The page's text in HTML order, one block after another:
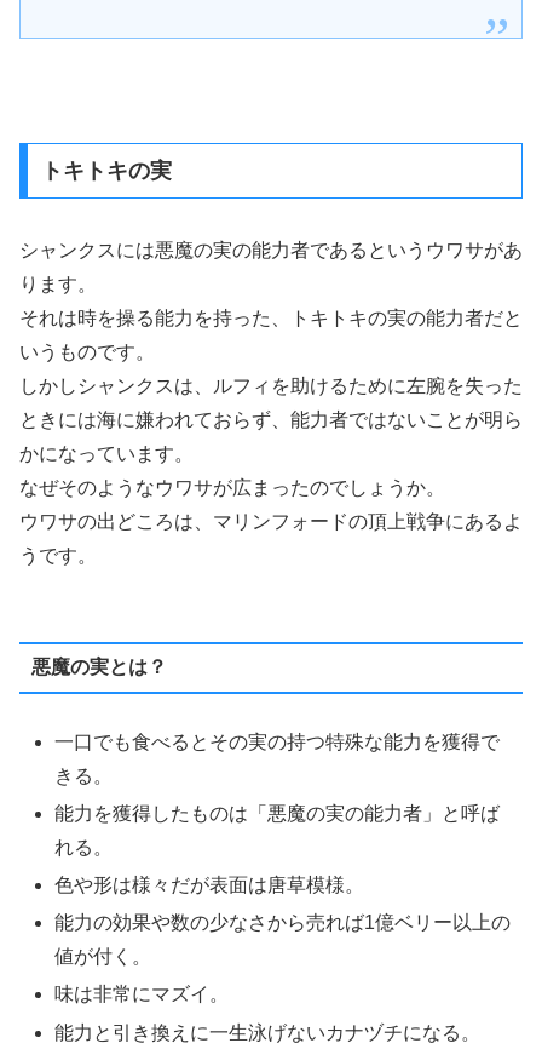
トキトキの実
シャンクスには悪魔の実の能力者であるというウワサがあ
ります。
それは時を操る能力を持った、トキトキの実の能力者だと
いうものです。
しかしシャンクスは、ルフィを助けるために左腕を失った
ときには海に嫌われておらず、能力者ではないことが明ら
かになっています。
なぜそのようなウワサが広まったのでしょうか。
ウワサの出どころは、マリンフォードの頂上戦争にあるよ
うです。
悪魔の実とは？
一口でも食べるとその実の持つ特殊な能力を獲得で
きる。
能力を獲得したものは「悪魔の実の能力者」と呼ば
れる。
色や形は様々だが表面は唐草模様。
能力の効果や数の少なさから売れば1億ベリー以上の
値が付く。
味は非常にマズイ。
能力と引き換えに一生泳げないカナヅチになる。